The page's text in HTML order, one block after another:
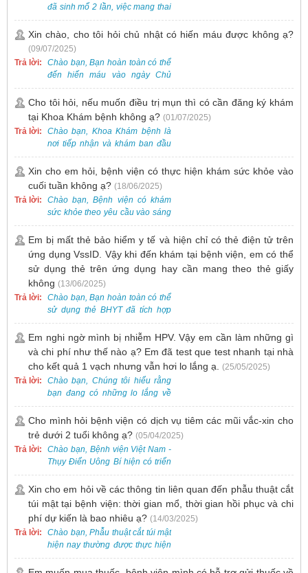
Nam - Thụy Điển Uông Bí.
đã sinh mổ 2 lần, việc mang thai
lần 3 vẫn có thể thực hiện được.
Tại Bệnh viện, chúng tôi đã tiếp
nhận và hỗ trợ nhiều thai phụ có
nhu cầu tương tự.
Xin chào, cho tôi hỏi chủ nhật có hiến máu được không ạ?
(09/07/2025)
Trả lời:
Chào bạn, Bạn hoàn toàn có thể
đến hiến máu vào ngày Chủ
Nhật.
Cho tôi hỏi, nếu muốn điều trị mụn thì có cần đăng ký khám
tại Khoa Khám bệnh không ạ? (01/07/2025)
Trả lời:
Chào bạn, Khoa Khám bệnh là
nơi tiếp nhận và khám ban đầu
cho tất cả các trường hợp, bao
gồm cả điều trị mụn. Vì vậy, bạn
cần đăng ký khám tại Khoa
Khám bệnh trước.
Xin cho em hỏi, bệnh viện có thực hiện khám sức khỏe vào
cuối tuần không ạ? (18/06/2025)
Trả lời:
Chào bạn, Bệnh viện có khám
sức khỏe theo yêu cầu vào sáng
thứ Bảy. Nếu bạn có nhu cầu, vui
lòng đặt lịch trước để được sắp
xếp thời gian phù hợp.
Em bị mất thẻ bảo hiểm y tế và hiện chỉ có thẻ điện tử trên
ứng dụng VssID. Vậy khi đến khám tại bệnh viện, em có thể
sử dụng thẻ trên ứng dụng hay cần mang theo thẻ giấy
không (13/06/2025)
Trả lời:
Chào bạn, Bạn hoàn toàn có thể
sử dụng thẻ BHYT đã tích hợp
trên ứng dụng VssID khi đến
khám và không cần mang theo
thẻ giấy.
Em nghi ngờ mình bị nhiễm HPV. Vậy em cần làm những gì
và chi phí như thế nào ạ? Em đã test que test nhanh tại nhà
cho kết quả 1 vạch nhưng vẫn hơi lo lắng ạ. (25/05/2025)
Trả lời:
Chào bạn, Chúng tôi hiểu rằng
bạn đang có những lo lắng về
nguy cơ nhiễm HPV. Tại Bệnh
viện Việt Nam - Thụy Điển Uông
Bí, chúng tôi cung cấp các dịch
vụ thăm khám và xét nghiệm
chuyên sâu để phát hiện sớm
HPV và tầm soát ung thư cổ tử
Cho mình hỏi bệnh viện có dịch vụ tiêm các mũi vắc-xin cho
trẻ dưới 2 tuổi không ạ? (05/04/2025)
Trả lời:
Chào bạn, Bệnh viện Việt Nam -
Thụy Điển Uông Bí hiện có triển
khai dịch vụ tiêm vắc-xin cho trẻ
dưới 2 tuổi.
Xin cho em hỏi về các thông tin liên quan đến phẫu thuật cắt
túi mật tại bệnh viện: thời gian mổ, thời gian hồi phục và chi
phí dự kiến là bao nhiêu ạ? (14/03/2025)
Trả lời:
Chào bạn, Phẫu thuật cắt túi mật
hiện nay thường được thực hiện
bằng phương pháp nội soi, đây
là một kỹ thuật ít xâm lấn, an toàn